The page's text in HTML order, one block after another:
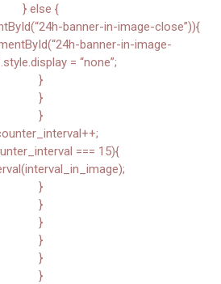
} else {
banner-in-image-close”)){
banner-in-image-
= “none”;
}
}
}
=== 15){
}
}
}
}
}
}